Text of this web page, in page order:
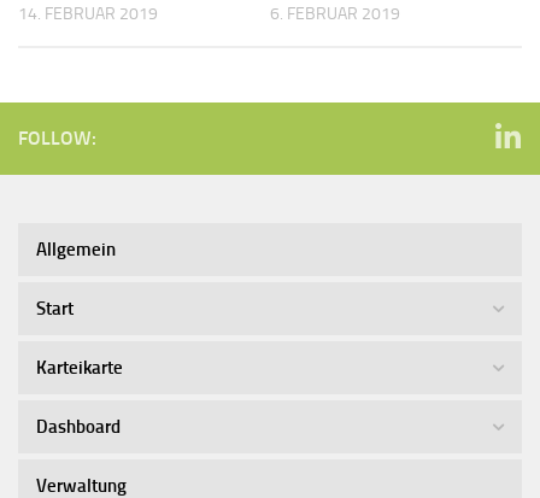
14. FEBRUAR 2019 6. FEBRUAR 2019
FOLLOW:
Allgemein
Start
Karteikarte
Dashboard
Verwaltung